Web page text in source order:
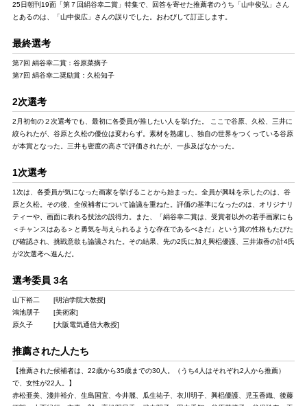
25日朝刊19面「第７回絹谷幸二賞」特集で、回答を寄せた推薦者のうち「山中俊弘」さん
とあるのは、「山中俊広」さんの誤りでした。おわびして訂正します。
最終選考
第7回 絹谷幸二賞：谷原菜摘子
第7回 絹谷幸二奨励賞：久松知子
2次選考
2月初旬の２次選考でも、最初に各委員が推したい人を挙げた。 ここで谷原、久松、三井に
絞られたが、谷原と久松の優位は変わらず。素材を熟慮し、独自の世界をつくっている谷原
が本賞となった。三井も密度の高さで評価されたが、一歩及ばなかった。
1次選考
1次は、各委員が気になった画家を挙げることから始まった。全員が興味を示したのは、谷
原と久松。その後、全候補者について論議を重ねた。評価の基準になったのは、オリジナリ
ティーや、画面に表れる技法の説得力。また、「絹谷幸二賞は、受賞者以外の若手画家にも
＜チャンスはある＞と勇気を与えられるような存在であるべきだ」という賞の性格もたびた
び確認され、挑戦意欲も論議された。その結果、先の2氏に加え興梠優護、三井淑香の計4氏
が2次選考へ進んだ。
選考委員 3名
山下裕二 [明治学院大教授]
鴻池朋子 [美術家]
原久子 [大阪電気通信大教授]
推薦された人たち
【推薦された候補者は、22歳から35歳までの30人。（うち4人はそれぞれ2人から推薦）
で、女性が22人。】
赤松亜美、淺井裕介、生島国宜、今井麗、瓜生祐子、衣川明子、興梠優護、児玉香織、後藤